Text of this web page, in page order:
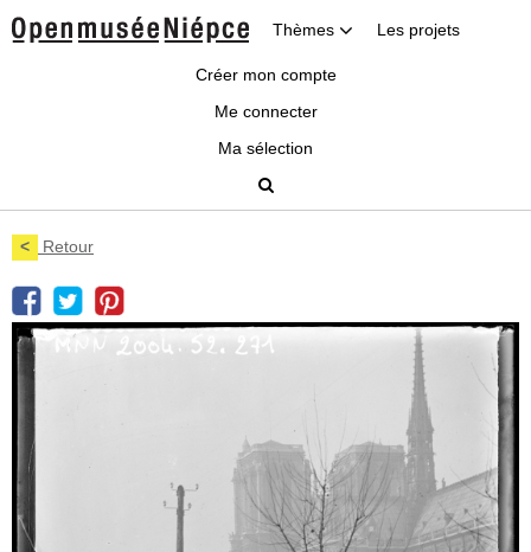
Thèmes Les projets
Créer mon compte
Me connecter
Ma sélection
< Retour